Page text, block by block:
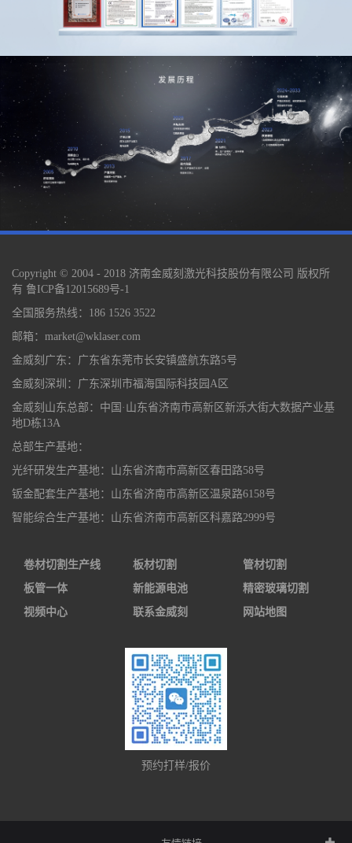
Copyright © 2004 - 2018 济南金威刻激光科技股份有限公司 版权所
有 鲁ICP备12015689号-1
全国服务热线：186 1526 3522
邮箱：market@wklaser.com
金威刻广东：广东省东莞市长安镇盛航东路5号
金威刻深圳：广东深圳市福海国际科技园A区
金威刻山东总部：中国·山东省济南市高新区新泺大街大数据产业基
地D栋13A
总部生产基地：
光纤研发生产基地：山东省济南市高新区春田路58号
钣金配套生产基地：山东省济南市高新区温泉路6158号
智能综合生产基地：山东省济南市高新区科嘉路2999号
卷材切割生产线 板材切割
管材切割
板管一体
新能源电池
精密玻璃切割
视频中心
联系金威刻 网站地图
预约打样/报价